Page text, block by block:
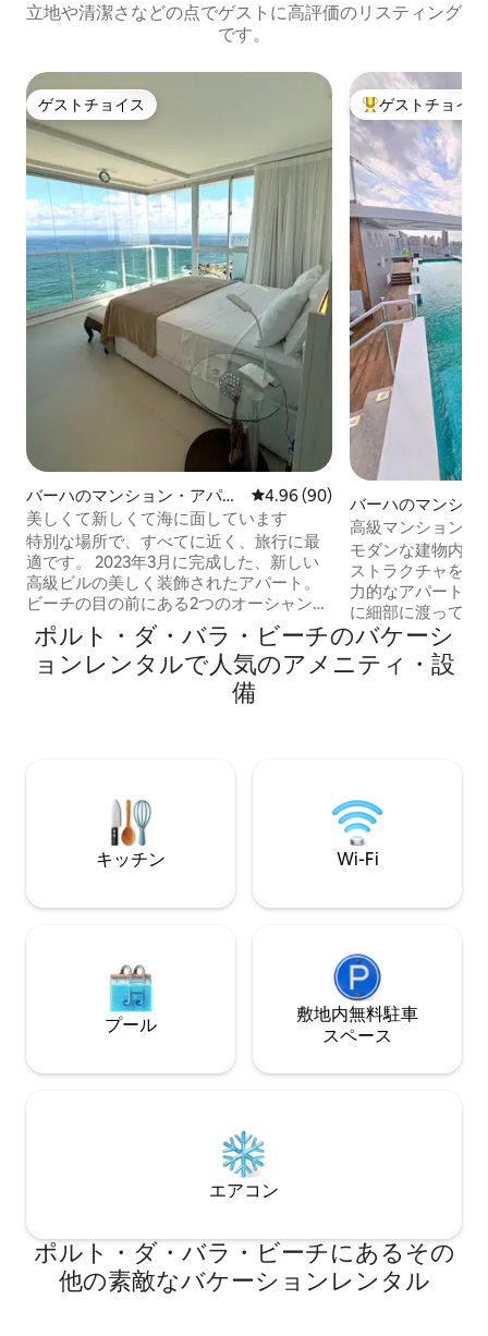
立地や清潔さなどの点でゲストに高評価のリスティング
です。
ゲストチョイス
ゲストチョイス
バーハのマンション・アパー
ト
レビュー90件、5つ星中4.96つ
4.96 (90)
美しくて新しくて海に面しています
特別な場所で、すべてに近く、旅行に最
適です。 2023年3月に完成した、新しい
高級ビルの美しく装飾されたアパート。
ビーチの目の前にある2つのオーシャンビ
ュー・スイート。 すべての新しいアイテ
ムはファーストラインです。客間と寝室
にはエアコン、300スレッドのベッドリネ
ンとバスタオル、カーテン、客間には完
全な遮光カーテン、設備の整ったキッチ
ビーチ後のシャワー、2つのガレージがあ
大好評のゲスト
ゲストチョイス
バーハのマンショ
ト
高級マンション・
ダ・バラ
モダンな建物内に
ストラクチャを
力的なアパートで
に細部に渡って装飾
書のように美しい
から2分、サルバ
1つから200m未満
ランドリー
ポルト・ダ・バラ・ビーチのバケーシ
ョンレンタルで人気のアメニティ・設
備
キッチン Wi-Fi
プール
敷地内無料駐⁠車
ス⁠ペ⁠ー⁠ス
エアコン
ポルト・ダ・バラ・ビーチにあるその
他の素敵なバケーションレンタル